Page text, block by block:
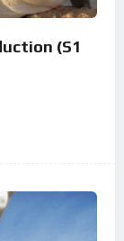
(S1